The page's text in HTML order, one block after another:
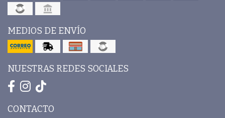
MEDIOS DE ENVÍO
NUESTRAS REDES SOCIALES
CONTACTO